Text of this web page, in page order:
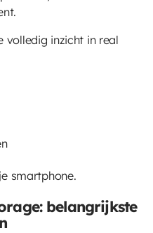
volledig inzicht in real
smartphone.
belangrijkste